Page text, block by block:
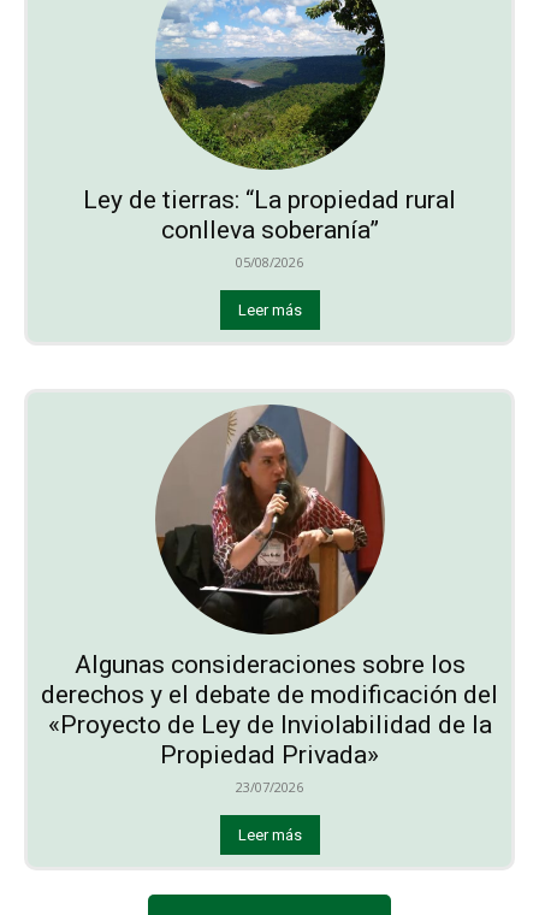
Ley de tierras: “La propiedad rural
conlleva soberanía”
05/08/2026
Leer más
Algunas consideraciones sobre los
derechos y el debate de modificación del
«Proyecto de Ley de Inviolabilidad de la
Propiedad Privada»
23/07/2026
Leer más